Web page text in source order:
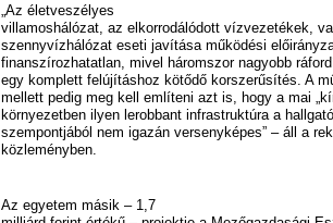
„Az életveszélyes
villamoshálózat, az elkorrodálódott vízvezetékek,
szennyvízhálózat eseti javítása működési
finanszírozhatatlan, mivel háromszor nagyobb
egy komplett felújításhoz kötődő korszerűsítés. A
mellett pedig meg kell említeni azt is, hogy a mai
környezetben ilyen lerobbant infrastruktúra a
szempontjából nem igazán versenyképes” – áll a
közleményben.
Az egyetem másik – 1,7